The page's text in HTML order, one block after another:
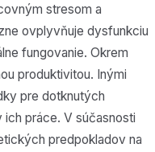
stresom a
ovplyvňuje dysfunkciu
fungovanie. Okrem
produktivitou. Inými
pre dotknutých
práce. V súčasnosti
predpokladov na